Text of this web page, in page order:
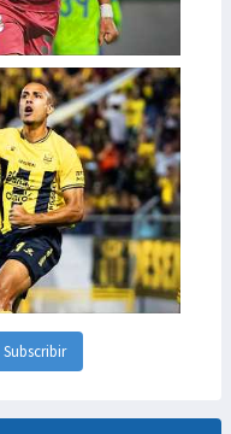
Subscribir